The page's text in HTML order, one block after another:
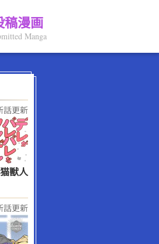
稿漫画
Manga
話更新
獣人
話更新